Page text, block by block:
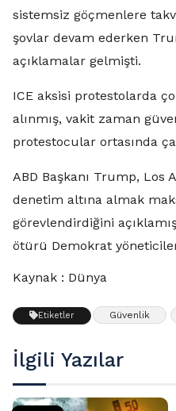
sistemsiz göçmenlere
şovlar devam ederken
açıklamalar gelmişti.
ICE aksisi protestolarda
alınmış, vakit zaman
protestocular ortasında
ABD Başkanı Trump, Los
denetim altına almak
görevlendirdiğini
ötürü Demokrat
Kaynak : Dünya
Etiketler Güvenlik
İlgili Yazılar